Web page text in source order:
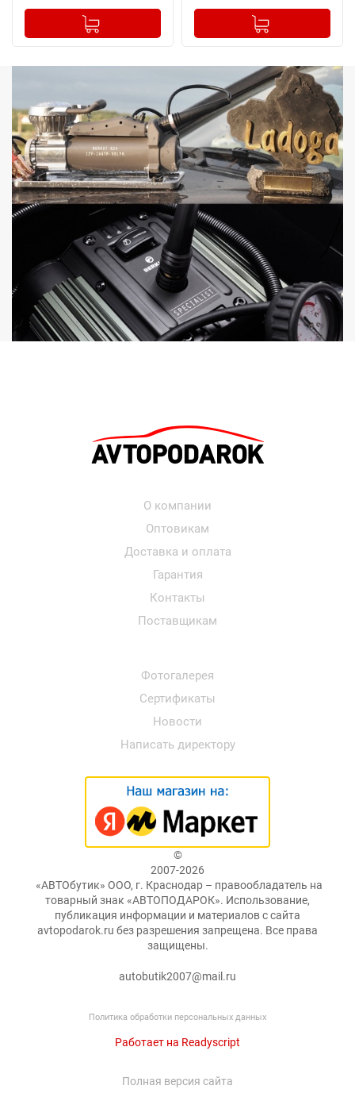
+
Добавлено в корзину +
Добавлено в корзину
О компании
Оптовикам
Доставка и оплата
Гарантия
Контакты
Поставщикам
Фотогалерея
Сертификаты
Новости
Написать директору
©
2007-2026
«АВТОбутик» ООО, г. Краснодар – правообладатель на
товарный знак «АВТОПОДАРОК». Использование,
публикация информации и материалов с сайта
avtopodarok.ru без разрешения запрещена. Все права
защищены.
autobutik2007@mail.ru
Политика обработки персональных данных
Работает на Readyscript
Полная версия сайта